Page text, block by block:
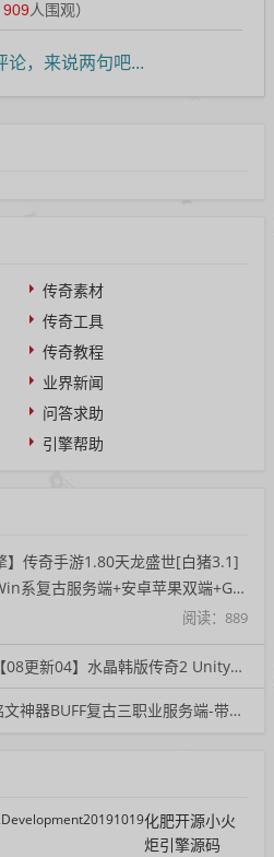
909 人围观）
论，来说两句吧...
传奇素材
传奇工具
传奇教程
业界新闻
问答求助
引擎帮助
】传奇手游1.80天龙盛世[白猪3.1]
系复古服务端+安卓苹果双端+GM
阅读：889
】水晶韩版传奇2 Unity三端重置单机版一键端
阅读：361
复古三职业服务端-带假人-铭文-宠物-自动回收
化肥开源小火
炬引擎源码